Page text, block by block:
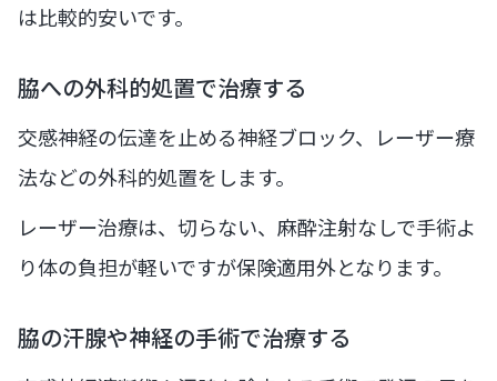
は比較的安いです。
脇への外科的処置で治療する
交感神経の伝達を止める神経ブロック、レーザー療
法などの外科的処置をします。
レーザー治療は、切らない、麻酔注射なしで手術よ
り体の負担が軽いですが保険適用外となります。
脇の汗腺や神経の手術で治療する